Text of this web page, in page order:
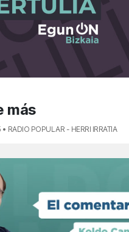
más
RADIO POPULAR - HERRI IRRATIA